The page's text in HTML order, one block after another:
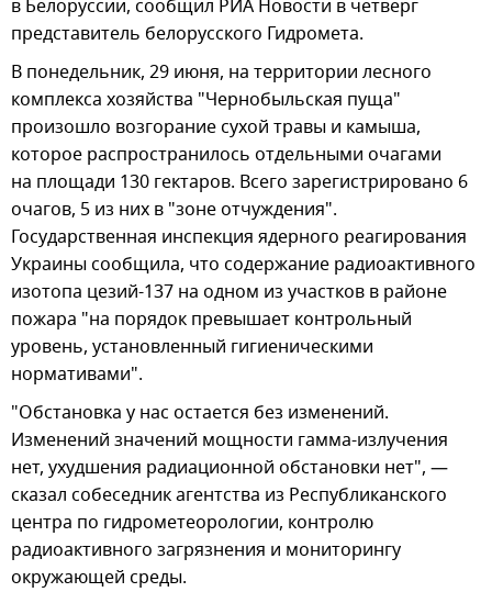
в Белоруссии, сообщил РИА Новости в четверг
представитель белорусского Гидромета.
В понедельник, 29 июня, на территории лесного
комплекса хозяйства "Чернобыльская пуща"
произошло возгорание сухой травы и камыша,
которое распространилось отдельными очагами
на площади 130 гектаров. Всего зарегистрировано 6
очагов, 5 из них в "зоне отчуждения".
Государственная инспекция ядерного реагирования
Украины сообщила, что содержание радиоактивного
изотопа цезий-137 на одном из участков в районе
пожара "на порядок превышает контрольный
уровень, установленный гигиеническими
нормативами".
"Обстановка у нас остается без изменений.
Изменений значений мощности гамма-излучения
нет, ухудшения радиационной обстановки нет", —
сказал собеседник агентства из Республиканского
центра по гидрометеорологии, контролю
радиоактивного загрязнения и мониторингу
окружающей среды.